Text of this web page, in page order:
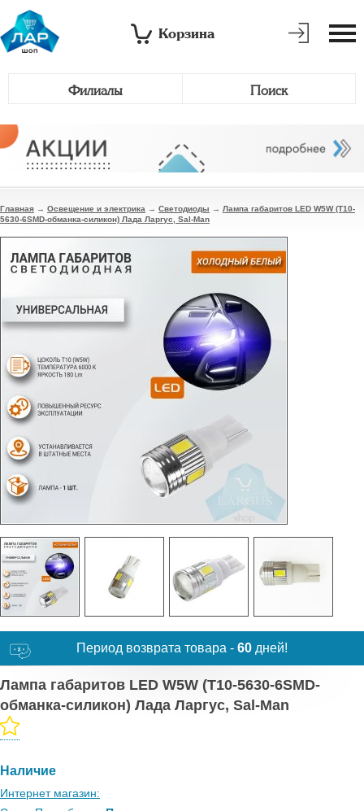
Корзина
Филиалы Поиск
Главная → Освещение и электрика → Светодиоды → Лампа габаритов LED W5W (Т10-
5630-6SMD-обманка-силикон) Лада Ларгус, Sal-Man
Период возврата товара - 60 дней!
Лампа габаритов LED W5W (Т10-5630-6SMD-
обманка-силикон) Лада Ларгус, Sal-Man
Наличие
Интернет магазин: